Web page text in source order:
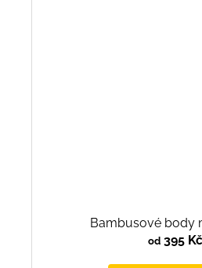
Bambusové body
od 395 Kč